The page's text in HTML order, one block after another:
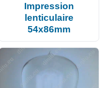
Impression
lenticulaire
54x86mm